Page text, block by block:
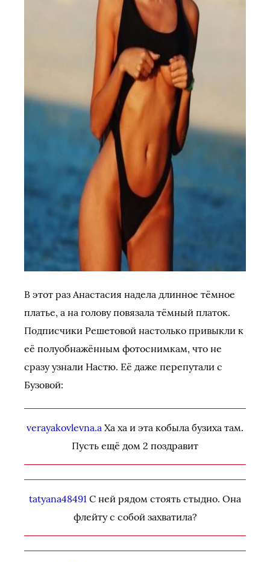
В этот раз Анастасия надела длинное тёмное
платье, а на голову повязала тёмный платок.
Подписчики Решетовой настолько привыкли к
её полуобнажённым фотоснимкам, что не
сразу узнали Настю. Её даже перепутали с
Бузовой:
verayakovlevna.a Ха ха и эта кобыла бузиха там.
Пусть ещё дом 2 поздравит
tatyana48491 С ней рядом стоять стыдно. Она
флейту с собой захватила?